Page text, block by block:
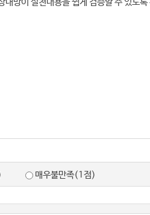
방이 실천내용을 쉽게 검증할 수 있도
매우불만족(1점)